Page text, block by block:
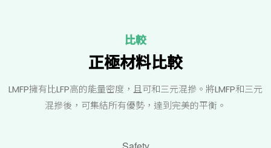
比較
正極材料比較
LMFP擁有比LFP高的能量密度，且可和三元混摻。將LMFP和三元
混摻後，可集結所有優勢，達到完美的平衡。